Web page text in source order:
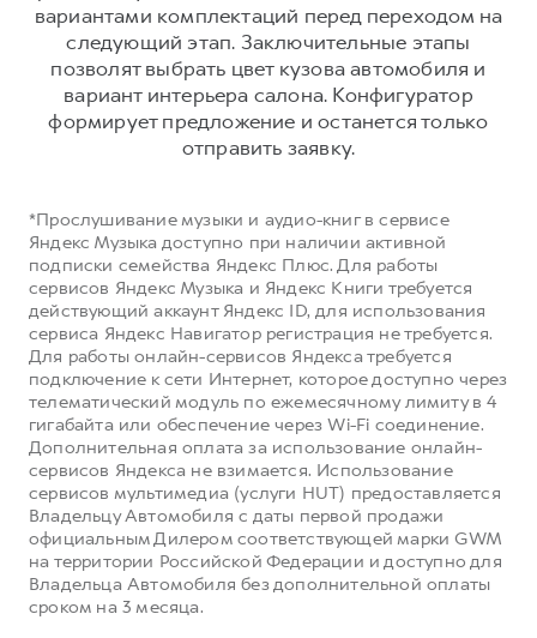
POER
от 3 449 000 ₽
Крупным корпоративным клиентам
Система управления автопарком GWM Fleet
Сервис для корпоративных клиентов
АКСЕССУАРЫ HAVAL
Автомобильные аксессуары
Коллекция CITY
Коллекция Базовая
Коллекция Детская
Руководства по эксплуатации
Подписки
Коллекция CITY
Коллекция Базовая
Коллекция Детская
вариантами комплектаций перед переходом на
следующий этап. Заключительные этапы
позволят выбрать цвет кузова автомобиля и
вариант интерьера салона. Конфигуратор
формирует предложение и останется только
отправить заявку.
*Прослушивание музыки и аудио-книг в сервисе
Яндекс Музыка доступно при наличии активной
подписки семейства Яндекс Плюс. Для работы
сервисов Яндекс Музыка и Яндекс Книги требуется
действующий аккаунт Яндекс ID, для использования
сервиса Яндекс Навигатор регистрация не требуется.
Для работы онлайн-сервисов Яндекса требуется
подключение к сети Интернет, которое доступно через
телематический модуль по ежемесячному лимиту в 4
гигабайта или обеспечение через Wi-Fi соединение.
Дополнительная оплата за использование онлайн-
сервисов Яндекса не взимается. Использование
сервисов мультимедиа (услуги HUT) предоставляется
Владельцу Автомобиля с даты первой продажи
официальным Дилером соответствующей марки GWM
на территории Российской Федерации и доступно для
Владельца Автомобиля без дополнительной оплаты
сроком на 3 месяца.